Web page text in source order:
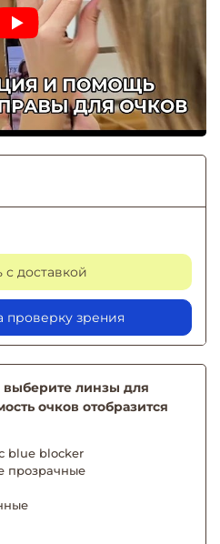
с доставкой
проверку зрения
линзы для
очков отобразится
blue blocker
прозрачные